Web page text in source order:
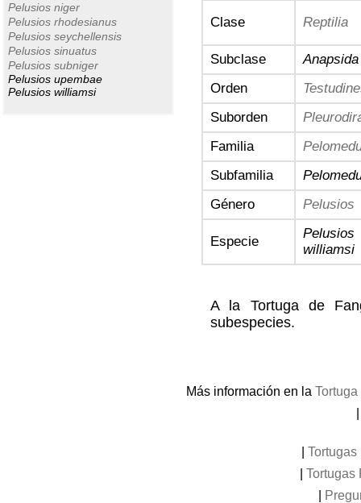
Pelusios niger
Pelusios rhodesianus
Pelusios seychellensis
Pelusios sinuatus
Pelusios subniger
Pelusios upembae
Pelusios williamsi
Clase Reptilia
Subclase
Anapsida
Orden
Suborden
Familia
Subfamilia
Género
Pelusios
Especie
Pelusios
williamsi
A la Tortuga de
subespecies.
Más información en la
Tortugas